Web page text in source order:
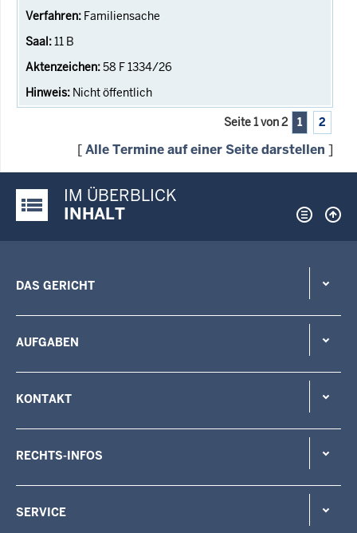
Familiensache
11 B
58 F 1334/26
Nicht öffentlich
Seite 1 von 2 1 2
[Alle Termine auf einer Seite darstellen ]
Justiz-Portal im Überblick:
IM ÜBERBLICK
INHALT
DAS GERICHT
AUFGABEN
KONTAKT
RECHTS-INFOS
SERVICE